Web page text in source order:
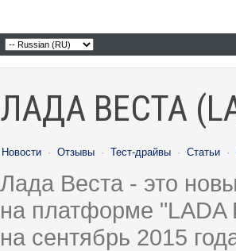
ЛАДА ВЕСТА
Новости · Отзывы · Тест-драйвы · Статьи ·
Лада Веста - это
на платформе "LADA
на сентябрь 2015